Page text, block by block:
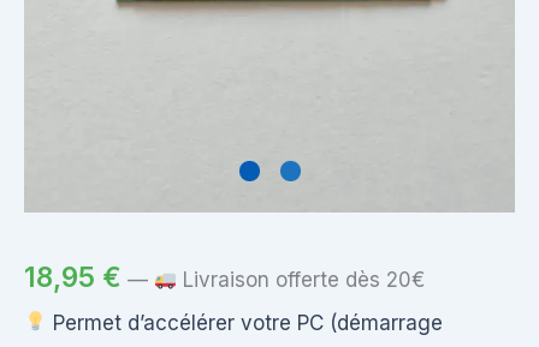
18,95 € —
Livraison offerte dès 20€
Permet d’accélérer votre PC (démarrage